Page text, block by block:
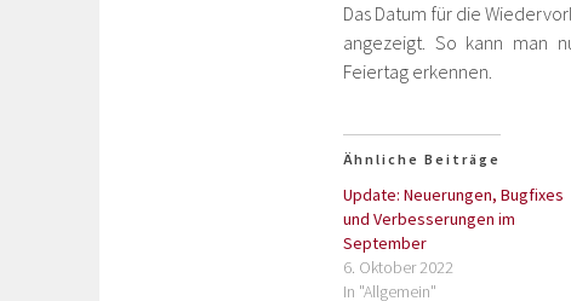
Das Datum für die
angezeigt. So kann man
Feiertag erkennen.
Ähnliche Beiträge
Update: Neuerungen, Bugfixes
und Verbesserungen im
September
6. Oktober 2022
In "Allgemein"